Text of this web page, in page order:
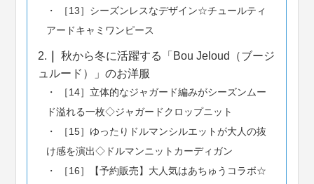
［13］シーズンレスなデザイン☆チュールティ
アードキャミワンピース
2.
秋から冬に活躍する「Bou Jeloud（ブージ
ュルード）」のお洋服
［14］立体的なジャガード編みがシーズンムー
ド溢れる一枚◇ジャガードクロップニット
［15］ゆったりドルマンシルエットが大人の抜
け感を演出◇ドルマンニットカーディガン
［16］【予約販売】大人気はあちゅうコラボ☆